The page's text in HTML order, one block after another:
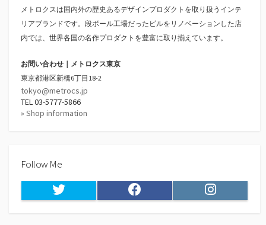
メトロクスは国内外の歴史あるデザインプロダクトを取り扱うインテ
リアブランドです。段ボール工場だったビルをリノベーションした店
内では、世界各国の名作プロダクトを豊富に取り揃えています。
お問い合わせ｜メトロクス東京
東京都港区新橋6丁目18-2
tokyo@metrocs.jp
TEL 03-5777-5866
» Shop information
Follow Me
Twitter Facebook Instagram